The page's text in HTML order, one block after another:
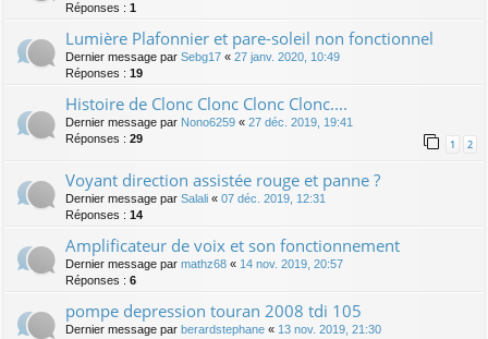
Réponses : 1
Lumière Plafonnier et pare-soleil non fonctionnel
Dernier message par Sebg17 « 27 janv. 2020, 10:49
Réponses : 19
Histoire de Clonc Clonc Clonc Clonc....
Dernier message par Nono6259 « 27 déc. 2019, 19:41
Réponses : 29 1 2
Voyant direction assistée rouge et panne ?
Dernier message par Salali « 07 déc. 2019, 12:31
Réponses : 14
Amplificateur de voix et son fonctionnement
Dernier message par mathz68 « 14 nov. 2019, 20:57
Réponses : 6
pompe depression touran 2008 tdi 105
Dernier message par berardstephane « 13 nov. 2019, 21:30